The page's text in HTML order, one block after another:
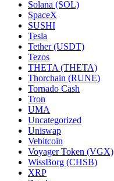
Solana (SOL)
SpaceX
SUSHI
Tesla
Tether (USDT)
Tezos
THETA (THETA)
Thorchain (RUNE)
Tornado Cash
Tron
UMA
Uncategorized
Uniswap
Vebitcoin
Voyager Token (VGX)
WissBorg (CHSB)
XRP